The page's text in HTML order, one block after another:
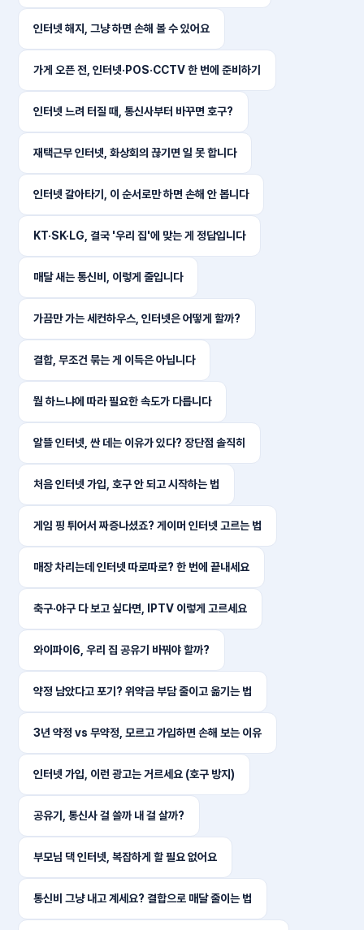
인터넷 해지, 그냥 하면 손해 볼 수 있어요
가게 오픈 전, 인터넷·POS·CCTV 한 번에 준비하기
인터넷 느려 터질 때, 통신사부터 바꾸면 호구?
재택근무 인터넷, 화상회의 끊기면 일 못 합니다
인터넷 갈아타기, 이 순서로만 하면 손해 안 봅니다
KT·SK·LG, 결국 '우리 집'에 맞는 게 정답입니다
매달 새는 통신비, 이렇게 줄입니다
가끔만 가는 세컨하우스, 인터넷은 어떻게 할까?
결합, 무조건 묶는 게 이득은 아닙니다
뭘 하느냐에 따라 필요한 속도가 다릅니다
알뜰 인터넷, 싼 데는 이유가 있다? 장단점 솔직히
처음 인터넷 가입, 호구 안 되고 시작하는 법
게임 핑 튀어서 짜증나셨죠? 게이머 인터넷 고르는 법
매장 차리는데 인터넷 따로따로? 한 번에 끝내세요
축구·야구 다 보고 싶다면, IPTV 이렇게 고르세요
와이파이6, 우리 집 공유기 바꿔야 할까?
약정 남았다고 포기? 위약금 부담 줄이고 옮기는 법
3년 약정 vs 무약정, 모르고 가입하면 손해 보는 이유
인터넷 가입, 이런 광고는 거르세요 (호구 방지)
공유기, 통신사 걸 쓸까 내 걸 살까?
부모님 댁 인터넷, 복잡하게 할 필요 없어요
통신비 그냥 내고 계세요? 결합으로 매달 줄이는 법